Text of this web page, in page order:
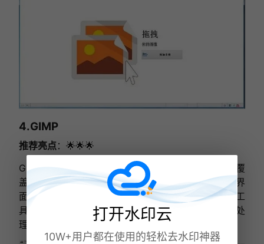
4.GIMP
推荐亮点 ：🌟🌟🌟
GIMP作为一款开源的图像编辑软件，其强大的功能覆
盖了广泛的图像处理需求，包括去水印。虽然其操作界
面可能略显复杂，但一旦掌握，用户便能利用“克隆工
具”和“修复工具”手动精准去除水印，享受定制化的处
理效果。
打开水印云
10W+用户都在使用的轻松去水印神器